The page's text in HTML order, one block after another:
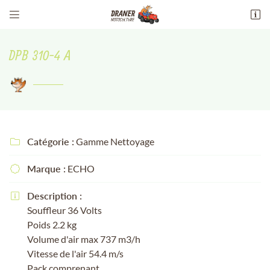
 
13 Av. maréchal philippe leclerc de
18100 Vierzon
Recopier le code ci-contre
DPB 310-4 A
 Catégorie : Gamme Nettoyage
 Marque : ECHO

Description :
Souffleur 36 Volts
Poids 2.2 kg
Volume d'air max 737 m3/h
Vitesse de l'air 54.4 m/s